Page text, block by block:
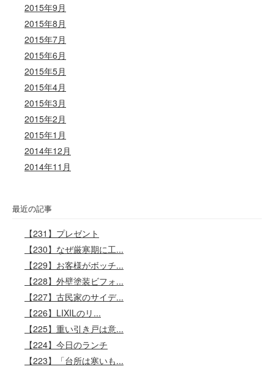
2015年9月
2015年8月
2015年7月
2015年6月
2015年5月
2015年4月
2015年3月
2015年2月
2015年1月
2014年12月
2014年11月
最近の記事
【231】プレゼント
【230】なぜ厳寒期に工...
【229】お客様がボッチ...
【228】外壁塗装ビフォ...
【227】古民家のサイデ...
【226】LIXILのリ...
【225】重い引き戸は意...
【224】今日のランチ
【223】「台所は寒いも...